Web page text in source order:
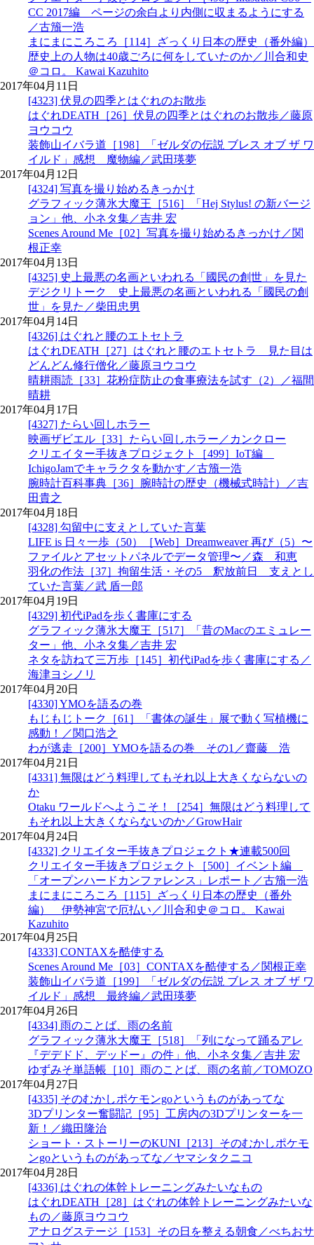
CC 2017編 ページの余白より内側に収まるようにする
／古籏一浩
まにまにころころ［114］ざっくり日本の歴史（番外編）
歴史上の人物は40歳ごろに何をしていたのか／川合和史
＠コロ。 Kawai Kazuhito
2017年04月11日
[4323] 伏見の四季とはぐれのお散歩
はぐれDEATH［26］伏見の四季とはぐれのお散歩／藤原
ヨウコウ
装飾山イバラ道［198］「ゼルダの伝説 ブレス オブ ザ ワ
イルド」感想 魔物編／武田瑛夢
2017年04月12日
[4324] 写真を撮り始めるきっかけ
グラフィック薄氷大魔王［516］「Hej Stylus! の新バージ
ョン」他、小ネタ集／吉井 宏
Scenes Around Me［02］写真を撮り始めるきっかけ／関
根正幸
2017年04月13日
[4325] 史上最悪の名画といわれる「國民の創世」を見た
デジクリトーク 史上最悪の名画といわれる「國民の創
世」を見た／柴田忠男
2017年04月14日
[4326] はぐれと腰のエトセトラ
はぐれDEATH［27］はぐれと腰のエトセトラ 見た目は
どんどん修行僧化／藤原ヨウコウ
晴耕雨読［33］花粉症防止の食事療法を試す（2）／福間
晴耕
2017年04月17日
[4327] たらい回しホラー
映画ザビエル［33］たらい回しホラー／カンクロー
クリエイター手抜きプロジェクト［499］IoT編
IchigoJamでキャラクタを動かす／古籏一浩
腕時計百科事典［36］腕時計の歴史（機械式時計）／吉
田貴之
2017年04月18日
[4328] 勾留中に支えとしていた言葉
LIFE is 日々一歩（50）［Web］Dreamweaver 再び（5）〜
ファイルとアセットパネルでデータ管理〜／森 和恵
羽化の作法［37］拘留生活・その5 釈放前日 支えとし
ていた言葉／武 盾一郎
2017年04月19日
[4329] 初代iPadを歩く書庫にする
グラフィック薄氷大魔王［517］「昔のMacのエミュレー
ター」他、小ネタ集／吉井 宏
ネタを訪ねて三万歩［145］初代iPadを歩く書庫にする／
海津ヨシノリ
2017年04月20日
[4330] YMOを語るの巻
もじもじトーク［61］「書体の誕生」展で動く写植機に
感動！／関口浩之
わが逃走［200］YMOを語るの巻 その1／齋藤 浩
2017年04月21日
[4331] 無限はどう料理してもそれ以上大きくならないの
か
Otaku ワールドへようこそ！［254］無限はどう料理して
もそれ以上大きくならないのか／GrowHair
2017年04月24日
[4332] クリエイター手抜きプロジェクト★連載500回
クリエイター手抜きプロジェクト［500］イベント編
「オープンハードカンファレンス」レポート／古籏一浩
まにまにころころ［115］ざっくり日本の歴史（番外
編） 伊勢神宮で厄払い／川合和史＠コロ。 Kawai
Kazuhito
2017年04月25日
[4333] CONTAXを酷使する
Scenes Around Me［03］CONTAXを酷使する／関根正幸
装飾山イバラ道［199］「ゼルダの伝説 ブレス オブ ザ ワ
イルド」感想 最終編／武田瑛夢
2017年04月26日
[4334] 雨のことば、雨の名前
グラフィック薄氷大魔王［518］「列になって踊るアレ
『デデドド、デッドー』の件」他、小ネタ集／吉井 宏
ゆずみそ単語帳［10］雨のことば、雨の名前／TOMOZO
2017年04月27日
[4335] そのむかしポケモンgoというものがあってな
3Dプリンター奮闘記［95］工房内の3Dプリンターを一
新！／織田隆治
ショート・ストーリーのKUNI［213］そのむかしポケモ
ンgoというものがあってな／ヤマシタクニコ
2017年04月28日
[4336] はぐれの体幹トレーニングみたいなもの
はぐれDEATH［28］はぐれの体幹トレーニングみたいな
もの／藤原ヨウコウ
アナログステージ［153］その日を整える朝食／べちおサ